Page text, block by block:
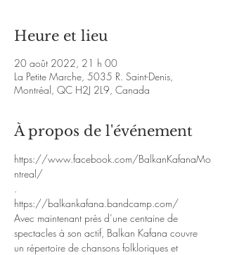
Heure et lieu
20 août 2022, 21 h 00
La Petite Marche, 5035 R. Saint-Denis,
Montréal, QC H2J 2L9, Canada
À propos de l'événement
https://www.facebook.com/BalkanKafanaMo
ntreal/
.
https://balkankafana.bandcamp.com/
Avec maintenant près d’une centaine de
spectacles à son actif, Balkan Kafana couvre
un répertoire de chansons folkloriques et